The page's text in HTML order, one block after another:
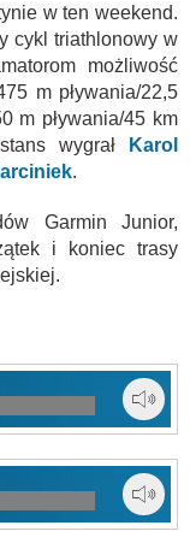
w ten weekend.
cykl triathlonowy w
możliwość
m pływania/22,5
m pływania/45 km
wygrał
Karol
.
Garmin Junior,
i koniec trasy